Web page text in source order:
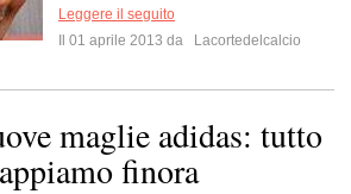
Leggere il seguito
Il 01 aprile 2013 da
Lacortedelcalcio
maglie adidas: tutto
finora